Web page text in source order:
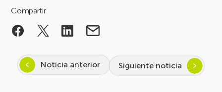
Compartir
Noticia anterior Siguiente noticia